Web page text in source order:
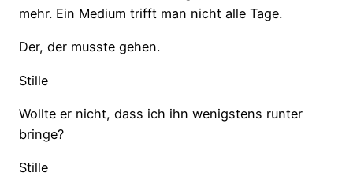
mehr. Ein Medium trifft man nicht alle Tage.
Der, der musste gehen.
Stille
Wollte er nicht, dass ich ihn wenigstens runter
bringe?
Stille